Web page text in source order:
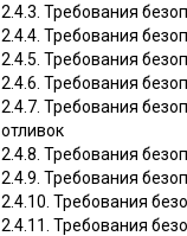
2.4.3. Требования
2.4.4. Требования
2.4.5. Требования
2.4.6. Требования
2.4.7. Требования
отливок
2.4.8. Требования
2.4.9. Требования
2.4.10. Требования
2.4.11. Требования